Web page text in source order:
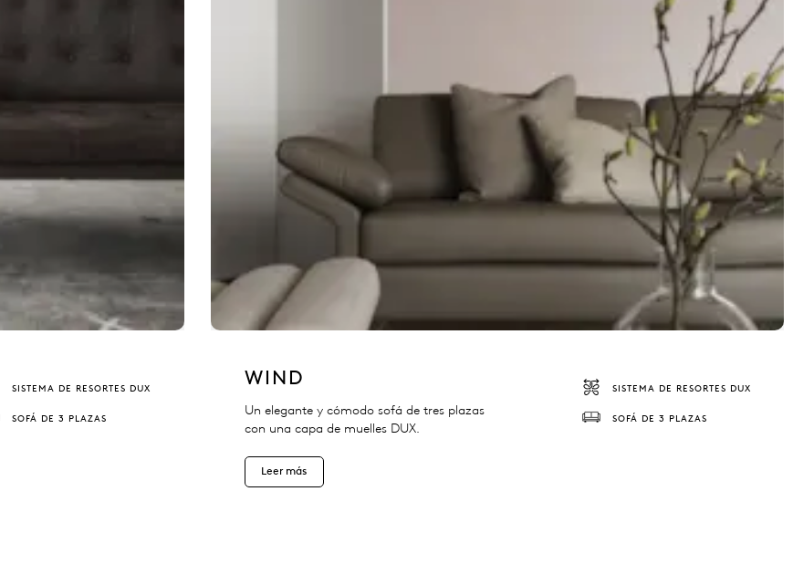
SISTEMA DE RESORTES DUX
SOFÁ DE 3 PLAZAS
WIND
Un elegante y cómodo sofá de tres plazas
con una capa de muelles DUX.
SISTEMA DE RESORTES DUX
SOFÁ DE 3 PLAZAS
Leer más